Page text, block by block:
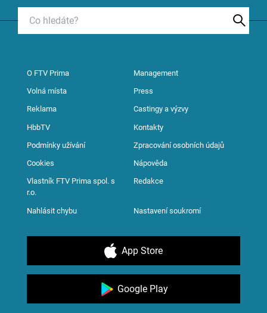
O FTV Prima Management
Volná místa Press
Reklama Castingy a výzvy
HbbTV Kontakty
Podmínky užívání Zpracování osobních údajů
Cookies Nápověda
Vlastník FTV Prima spol. s
r.o.
Redakce
Nahlásit chybu Nastavení soukromí
App Store
Google Play